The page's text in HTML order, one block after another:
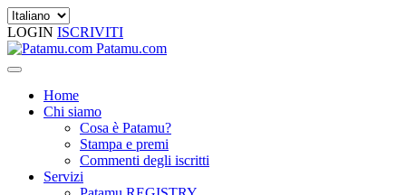
LOGIN ISCRIVITI
Patamu.com
Home
Chi siamo
Cosa è Patamu?
Stampa e premi
Commenti degli iscritti
Servizi